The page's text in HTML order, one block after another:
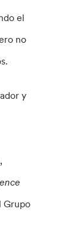
el
no
y
Grupo